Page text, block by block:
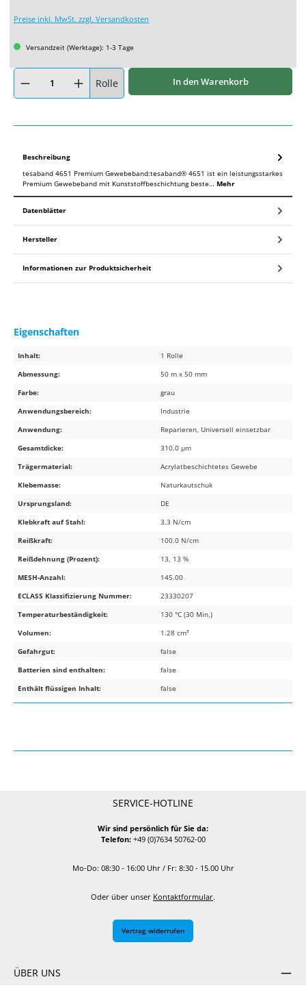
Preise inkl. MwSt. zzgl. Versandkosten
Versandzeit (Werktage): 1-3 Tage
Produkt Anzahl: Gib den gewünschten Wert ein oder benutze die Schaltflächen
Rolle In den Warenkorb
Beschreibung
tesaband 4651 Premium Gewebeband:tesaband® 4651 ist ein leistungsstarkes
Premium Gewebeband mit Kunststoffbeschichtung beste… Mehr
Datenblätter
Hersteller
Informationen zur Produktsicherheit
Eigenschaften
Inhalt:
1 Rolle
Abmessung:
50 m x 50 mm
Farbe:
grau
Anwendungsbereich:
Industrie
Anwendung:
Reparieren, Universell einsetzbar
Gesamtdicke:
310.0 µm
Trägermaterial:
Acrylatbeschichtetes Gewebe
Klebemasse:
Naturkautschuk
Ursprungsland:
DE
Klebkraft auf Stahl:
3.3 N/cm
Reißkraft:
100.0 N/cm
Reißdehnung (Prozent):
13, 13 %
MESH-Anzahl:
145.00
ECLASS Klassifizierung Nummer:
23330207
Temperaturbeständigkeit:
130 °C (30 Min.)
Volumen:
1.28 cm³
Gefahrgut:
false
Batterien sind enthalten:
false
Enthält flüssigen Inhalt:
false
SERVICE-HOTLINE
Wir sind persönlich für Sie da:
Telefon:+49 (0)7634 50762-00
Mo-Do: 08:30 - 16:00 Uhr / Fr: 8:30 - 15.00 Uhr
Oder über unser Kontaktformular.
Vertrag widerrufen
ÜBER UNS